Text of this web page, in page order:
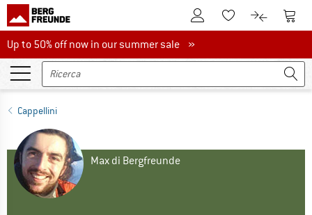
Al conto clienteAlla lista
Al Al
Up to 50% off now in our summer sale
Up to 50% off now in our summer sale »
Cappellini
Max di Bergfreunde